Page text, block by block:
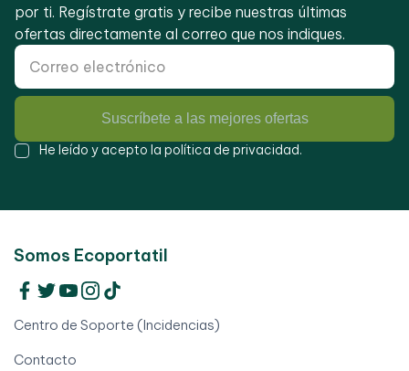
por ti. Regístrate gratis y recibe nuestras últimas
ofertas directamente al correo que nos indiques.
Suscríbete a las mejores ofertas
He leído y acepto la política de privacidad.
Somos Ecoportatil
Centro de Soporte (Incidencias)
Contacto